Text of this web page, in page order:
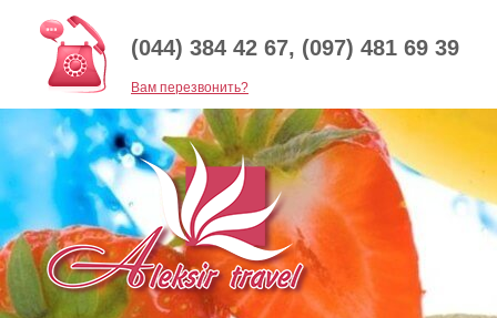
(044) 384 42 67, (097) 481 69 39
Baм перезвонить?